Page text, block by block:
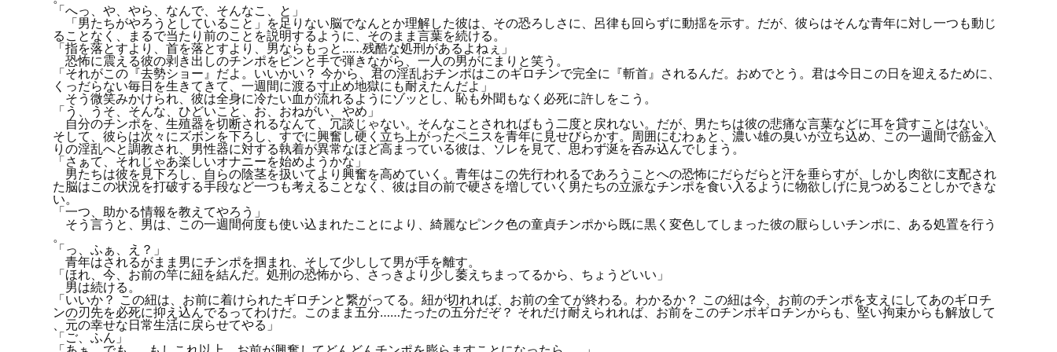
「へっ、や、やら、なんで、そんなこ、と」
「男たちがやろうとしていること」を足りない脳でなんとか理解した彼は、その恐ろしさに、呂律も回らずに動揺を示す。だが、彼らはそんな青年に対し一つも動じ
ることなく、まるで当たり前のことを説明するように、そのまま言葉を続ける。
「指を落とすより、首を落とすより、男ならもっと……残酷な処刑があるよねぇ」
恐怖に震える彼の剥き出しのチンポをピンと手で弾きながら、一人の男がにまりと笑う。
「それがこの『去勢ショー』だよ。いいかい？ 今から、君の淫乱おチンポはこのギロチンで完全に『斬首』されるんだ。おめでとう。君は今日この日を迎えるために、
くっだらない毎日を生きてきて、一週間に渡る寸止め地獄にも耐えたんだよ」
そう微笑みかけられ、彼は全身に冷たい血が流れるようにゾッとし、恥も外聞もなく必死に許しをこう。
「う、うそ、そんな、ひどいこと、お、おねがい、やめ」
自分のチンポを、生殖器を切断されるなんて、冗談じゃない。そんなことされればもう二度と戻れない。だが、男たちは彼の悲痛な言葉などに耳を貸すことはない。
そして、彼らは次々にズボンを下ろし、すでに興奮し硬く立ち上がったペニスを青年に見せびらかす。周囲にむわぁと、濃い雄の臭いが立ち込め、この一週間で筋金入
りの淫乱へと調教され、男性器に対する執着が異常なほど高まっている彼は、ソレを見て、思わず涎を呑み込んでしまう。
「さぁて、それじゃあ楽しいオナニーを始めようかな」
男たちは彼を見下ろし、自らの陰茎を扱いてより興奮を高めていく。青年はこの先行われるであろうことへの恐怖にだらだらと汗を垂らすが、しかし肉欲に支配され
た脳はこの状況を打破する手段など一つも考えることなく、彼は目の前で硬さを増していく男たちの立派なチンポを食い入るように物欲しげに見つめることしかできな
い。
「一つ、助かる情報を教えてやろう」
そう言うと、男は、この一週間何度も使い込まれたことにより、綺麗なピンク色の童貞チンポから既に黒く変色してしまった彼の厭らしいチンポに、ある処置を行う
。
「っ、ふぁ、え？」
青年はされるがまま男にチンポを掴まれ、そして少しして男が手を離す。
「ほれ、今、お前の竿に紐を結んだ。処刑の恐怖から、さっきより少し萎えちまってるから、ちょうどいい」
男は続ける。
「いいか？ この紐は、お前に着けられたギロチンと繋がってる。紐が切れれば、お前の全てが終わる。わかるか？ この紐は今、お前のチンポを支えにしてあのギロチ
ンの刃先を必死に抑え込んでるってわけだ。このまま五分……たったの五分だぞ？ それだけ耐えられれば、お前をこのチンポギロチンからも、堅い拘束からも解放して
、元の幸せな日常生活に戻らせてやる」
「ご、ふん」